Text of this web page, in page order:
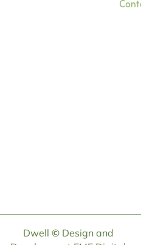
Dwell ©Design and